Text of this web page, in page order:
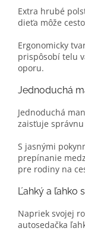
Extra hrubé
dieťa môže
Ergonomicky
prispôsobí telu
oporu.
Jednoduchá
Jednoduchá
zaisťuje
S jasnými
prepínanie
pre rodiny na
Ľahký a ľahko
Napriek svojej
autosedačka